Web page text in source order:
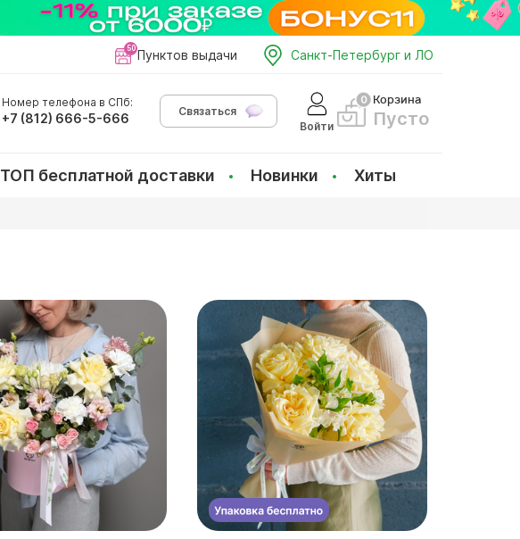
Пунктов выдачи Санкт-Петербург и ЛО
Номер телефона в СПб:
+7 (812) 666-5-666
Связаться
Войти
Корзина
Пусто
ТОП бесплатной доставки Новинки Хиты